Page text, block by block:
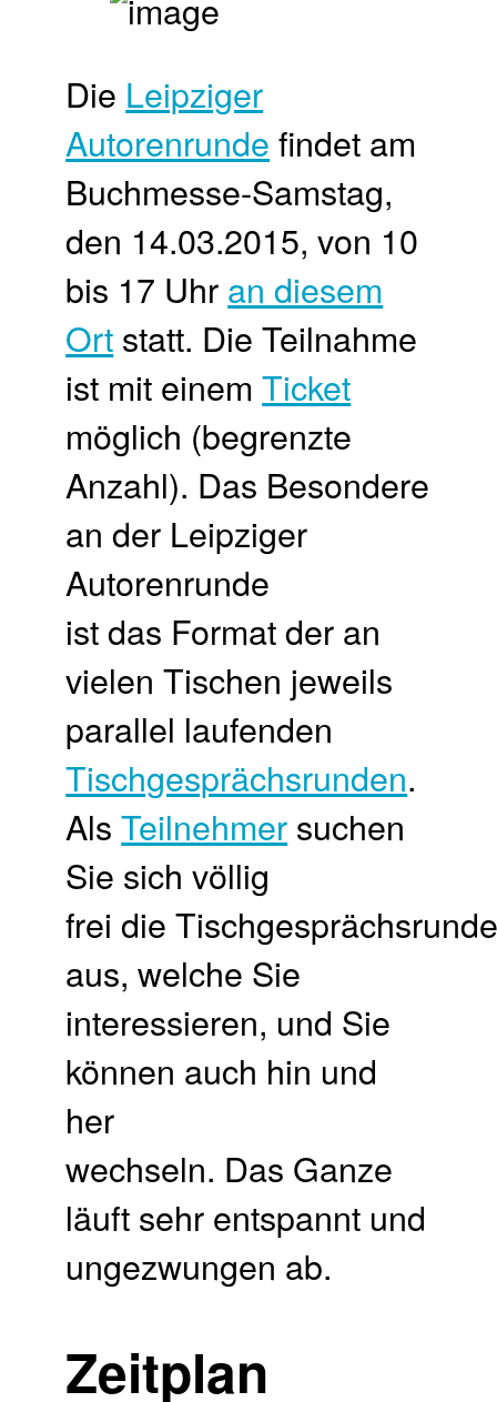
Die Leipziger
Autorenrunde findet am
Buchmesse-Samstag,
den 14.03.2015, von 10
bis 17 Uhr an diesem
Ort statt. Die Teilnahme
ist mit einemTicket
möglich (begrenzte
Anzahl). Das Besondere
an der Leipziger
Autorenrunde
ist das Format der an
vielen Tischen jeweils
parallel laufenden
Tischgesprächsrunden.
AlsTeilnehmer suchen
Sie sich völlig
frei die
aus, welche Sie
interessieren, und Sie
können auch hin und
her
wechseln. Das Ganze
läuft sehr entspannt und
ungezwungen ab.
Zeitplan